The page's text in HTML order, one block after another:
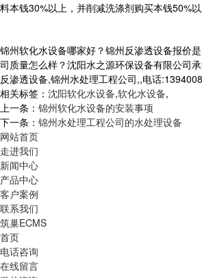
料本钱30%以上，并削减洗涤剂购买本钱50%以
锦州软化水设备哪家好？锦州反渗透设备报价
司质量怎么样？沈阳水之源环保设备有限公司
反渗透设备,锦州水处理工程公司,,电话
相关标签： 沈阳软化水设备,软化水设备,
上一条： 锦州软化水设备的安装事项
下一条： 锦州水处理工程公司的水处理设备
网站首页
走进我们
新闻中心
产品中心
客户案例
联系我们
筑巢ECMS
首页
电话咨询
在线留言